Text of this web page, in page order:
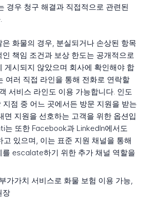
경우 청구 해결과 직접적으로 관련된
화물의 경우, 분실되거나 손상된 항목
책임 조건과 보상 한도는 공개적으로
게시되지 않았으며 회사에 확인해야 합
여러 직접 라인을 통해 전화로 연락할
서비스 라인도 이용 가능합니다. 인도
점 중 어느 곳에서든 방문 지원을 받는
면 지원을 선호하는 고객을 위한 옵션입
는 또한 Facebook과 LinkedIn에서도
있으며, 이는 표준 지원 채널을 통해
를 escalate하기 위한 추가 채널 역할을
가가치 서비스로 화물 보험 이용 가능,
장